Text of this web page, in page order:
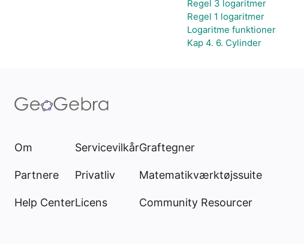
Regel 3 logaritmer
Regel 1 logaritmer
Logaritme funktioner
Kap 4. 6. Cylinder
Om
Partnere
Help Center
Servicevilkår
Privatliv
Licens
Graftegner
Matematikværktøjssuite
Community Resourcer